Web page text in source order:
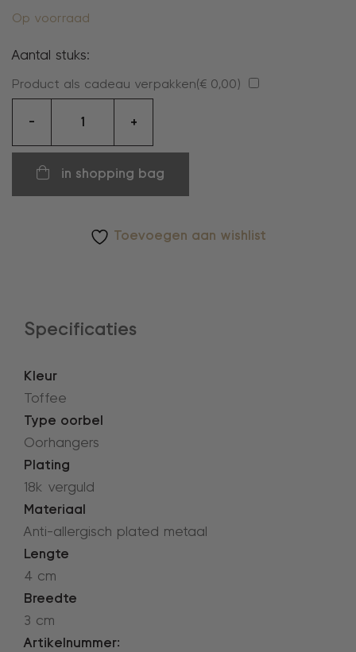
Op voorraad
Aantal stuks:
Product als cadeau verpakken(€ 0,00)
-
aantal
+
in shopping bag
Toevoegen aan wishlist
Specificaties
Kleur
Toffee
Type oorbel
Oorhangers
Plating
18k verguld
Materiaal
Anti-allergisch plated metaal
Lengte
4 cm
Breedte
3 cm
Artikelnummer: